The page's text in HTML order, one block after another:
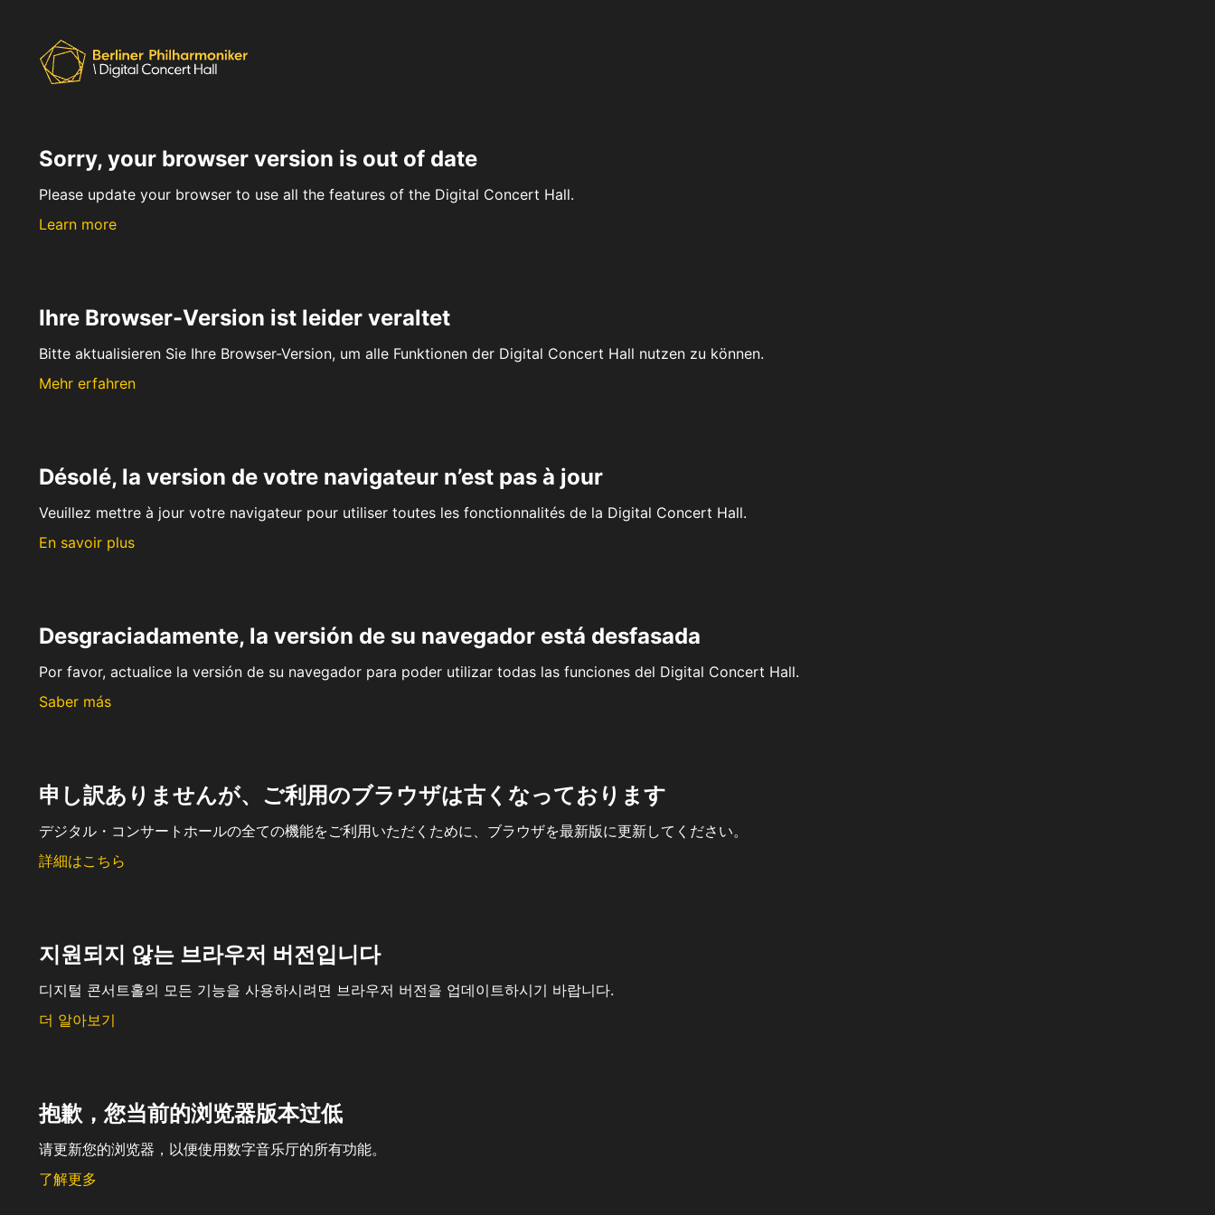
Sorry, your browser version is out of date
Please update your browser to use all the features of the Digital Concert Hall.
Learn more
Ihre Browser-Version ist leider veraltet
Bitte aktualisieren Sie Ihre Browser-Version, um alle Funktionen der Digital Concert Hall nutzen zu können.
Mehr erfahren
Désolé, la version de votre navigateur n’est pas à jour
Veuillez mettre à jour votre navigateur pour utiliser toutes les fonctionnalités de la Digital Concert Hall.
En savoir plus
Desgraciadamente, la versión de su navegador está desfasada
Por favor, actualice la versión de su navegador para poder utilizar todas las funciones del Digital Concert Hall.
Saber más
申し訳ありませんが、ご利用のブラウザは古くなっております
デジタル・コンサートホールの全ての機能をご利用いただくために、ブラウザを最新版に更新してください。
詳細はこちら
지원되지 않는 브라우저 버전입니다
디지털 콘서트홀의 모든 기능을 사용하시려면 브라우저 버전을 업데이트하시기 바랍니다.
더 알아보기
抱歉，您当前的浏览器版本过低
请更新您的浏览器，以便使用数字音乐厅的所有功能。
了解更多